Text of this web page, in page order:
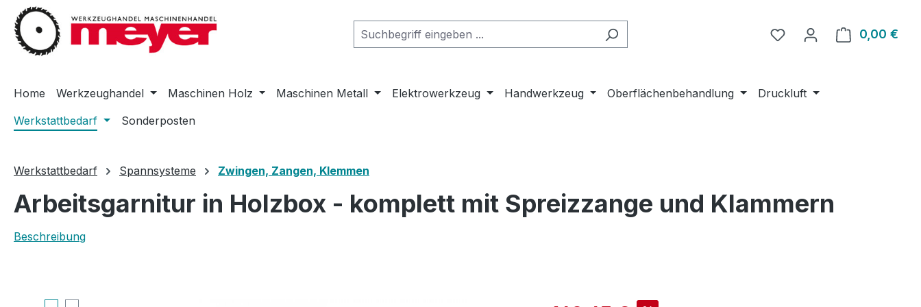
Hauptinhalt springen
Zur Suche springen
Zur Hauptnavigation springen
Du hast 0 Produkte auf
0,00 €
Home Werkzeughandel Maschinen Holz Maschinen Metall Elektrowerkzeug Handwerkzeug Oberflächenbehandlung
Druckluft
Werkstattbedarf
Sonderposten
Werkstattbedarf Spannsysteme Zwingen, Zangen, Klemmen
Arbeitsgarnitur in Holzbox - komplett mit Spreizzange und Klammern
Beschreibung